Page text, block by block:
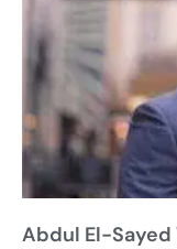
Abdul El-Sayed